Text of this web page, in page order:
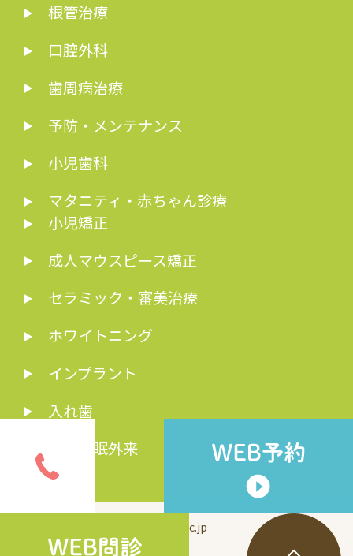
根管治療
口腔外科
歯周病治療
予防・メンテナンス
小児歯科
マタニティ・赤ちゃん診療
小児矯正
成人マウスピース矯正
セラミック・審美治療
ホワイトニング
インプラント
入れ歯
歯科睡眠外来
© inui-dc.jp